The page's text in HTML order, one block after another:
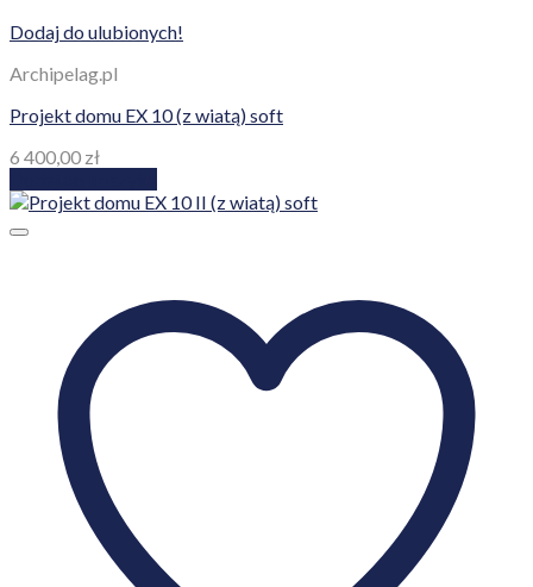
Dodaj do ulubionych!
Archipelag.pl
Projekt domu EX 10 (z wiatą) soft
6 400,00 zł